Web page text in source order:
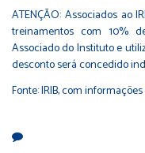
ATENÇÃO: Associados ao
treinamentos com 10%
Associado do Instituto e
desconto será concedido
Fonte: IRIB, com informações